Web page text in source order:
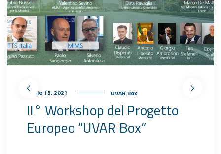
Aprile 15, 2021 UVAR Box
II° Workshop del Progetto
Europeo “UVAR Box”